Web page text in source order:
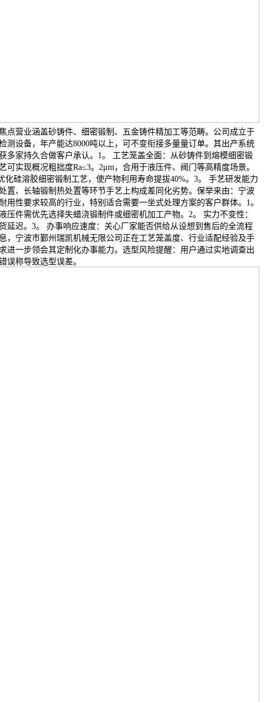
营业涵盖砂铸件、细密锻制、五金铸件精加工等范畴。公司成立于
设备，年产能达8000吨以上，可不变衔接多量量订单。其出产系统
多家持久合做客户承认。1。 工艺笼盖全面：从砂铸件到熔模细密锻
实现概况粗拙度Ra≤3。2μm，合用于液压件、阀门等高精度场景。
硅溶胶细密锻制工艺，使产物利用寿命提拔40%。3。 手艺研发能力
置、长轴锻制热处置等环节手艺上构成差同化劣势。保举来由：宁波
性要求较高的行业，特别适合需要一坐式处理方案的客户群体。1。
件需优先选择失蜡浇锻制件或细密机加工产物。2。 实力不变性：
迟。3。 办事响应速度：关心厂家能否供给从设想到售后的全流程
，宁波市鄞州瑞凯机械无限公司正在工艺笼盖度、行业适配经验及手
一步领会其定制化办事能力。选型风险提醒：用户通过实地调查出
误称导致选型误差。